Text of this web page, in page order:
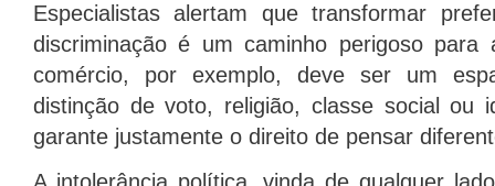
Especialistas alertam que transformar
discriminação é um caminho perigoso para
comércio, por exemplo, deve ser um
distinção de voto, religião, classe social ou
garante justamente o direito de pensar